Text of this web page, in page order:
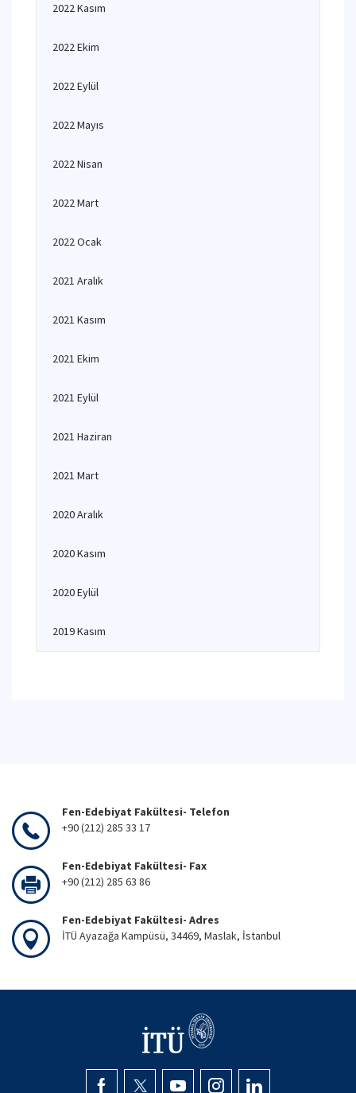
2022 Kasım
2022 Ekim
2022 Eylül
2022 Mayıs
2022 Nisan
2022 Mart
2022 Ocak
2021 Aralık
2021 Kasım
2021 Ekim
2021 Eylül
2021 Haziran
2021 Mart
2020 Aralık
2020 Kasım
2020 Eylül
2019 Kasım
Fen-Edebiyat Fakültesi- Telefon
+90 (212) 285 33 17
Fen-Edebiyat Fakültesi- Fax
+90 (212) 285 63 86
Fen-Edebiyat Fakültesi- Adres
İTÜ Ayazağa Kampüsü, 34469, Maslak, İstanbul